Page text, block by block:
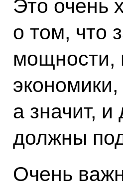
Это очень
о том, что
мощности,
экономики,
а значит,
должны
Очень